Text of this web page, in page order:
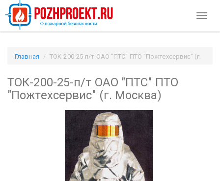
Главная
ТОК-200-25-п/т ОАО "ПТС" ПТО "Пожтехсервис" (г.
ТОК-200-25-п/т ОАО "ПТС" ПТО
"Пожтехсервис" (г. Москва)